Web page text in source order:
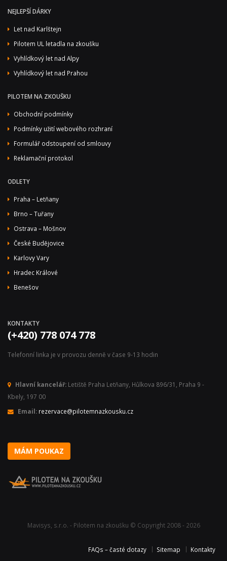
NEJLEPŠÍ DÁRKY
Let nad Karlštejn
Pilotem UL letadla na zkoušku
Vyhlídkový let nad Alpy
Vyhlídkový let nad Prahou
PILOTEM NA ZKOUŠKU
Obchodní podmínky
Podmínky užití webového rozhraní
Formulář odstoupení od smlouvy
Reklamační protokol
ODLETY
Praha – Letňany
Brno – Tuřany
Ostrava – Mošnov
České Budějovice
Karlovy Vary
Hradec Králové
Benešov
KONTAKTY
(+420) 778 074 778
Telefonní linka je v provozu denně v čase 9-13 hodin
Hlavní kancelář: Letiště Praha Letňany, Hůlkova 896/31, Praha 9 -
Kbely, 197 00
Email: rezervace@pilotemnazkousku.cz
MÁM POUKAZ
Mavisys, s.r.o. - Pilotem na zkoušku © Copyright 2008 - 2026
FAQs – časté dotazy Sitemap Kontakty